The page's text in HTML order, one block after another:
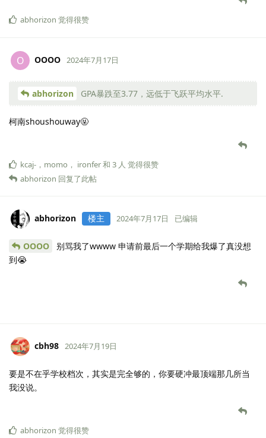
abhorizon 觉得很赞
O OOOO 2024年7月17日
abhorizon GPA暴跌至3.77，远低于飞跃平均水平.
柯南shoushouway🤬
kcaj- ， momo ， ironfer和 3 人 觉得很赞
abhorizon 回复了此帖
abhorizon 楼主 2024年7月17日 已编辑
OOOO
别骂我了wwww 申请前最后一个学期给我爆了真没想
到😭
cbh98 2024年7月19日
要是不在乎学校档次，其实是完全够的，你要硬冲最顶端那几所当
我没说。
abhorizon 觉得很赞